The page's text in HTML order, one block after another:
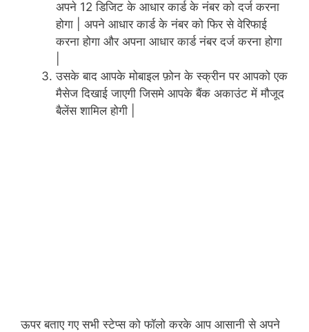
अपने 12 डिजिट के आधार कार्ड के नंबर को दर्ज करना
होगा | अपने आधार कार्ड के नंबर को फिर से वेरिफाई
करना होगा और अपना आधार कार्ड नंबर दर्ज करना होगा
उसके बाद आपके मोबाइल फ़ोन के स्क्रीन पर आपको एक
मैसेज दिखाई जाएगी जिसमे आपके बैंक अकाउंट में मौजूद
बैलेंस शामिल होगी |
ऊपर बताए गए सभी स्टेप्स को फॉलो करके आप आसानी से अपने